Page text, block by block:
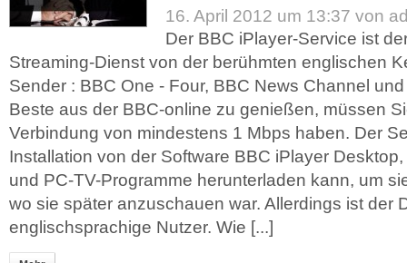
16. April 2012 um 13:37 von
Der BBC iPlayer-Service ist
Streaming-Dienst von der berühmten englischen
Sender : BBC One - Four, BBC News Channel
Beste aus der BBC-online zu genießen, müssen
Verbindung von mindestens 1 Mbps haben. Der
Installation von der Software BBC iPlayer
und PC-TV-Programme herunterladen kann, um
wo sie später anzuschauen war. Allerdings ist der
englischsprachige Nutzer. Wie [...]